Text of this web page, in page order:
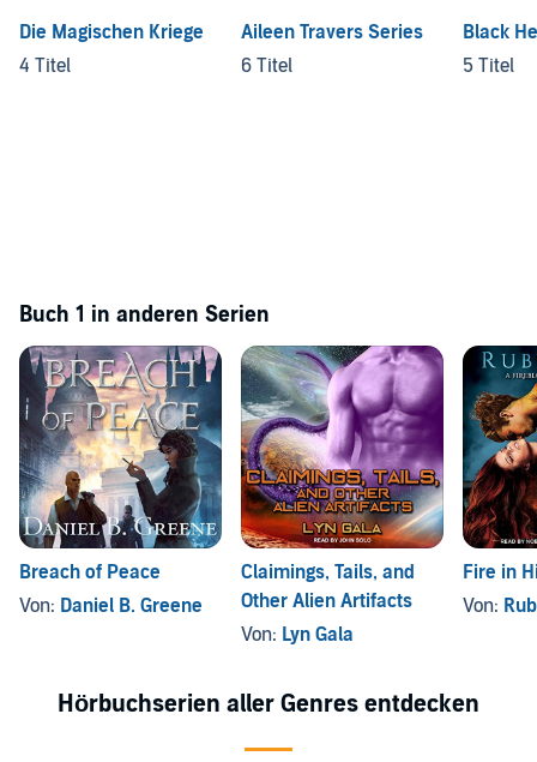
Die Magischen Kriege
4 Titel
Aileen Travers Series
6 Titel
Black
5 Titel
Buch 1 in anderen Serien
Breach of Peace
Von: Daniel B. Greene
Claimings, Tails, and
Other Alien Artifacts
Von: Lyn Gala
Fire in
Von:
Hörbuchserien aller Genres entdecken